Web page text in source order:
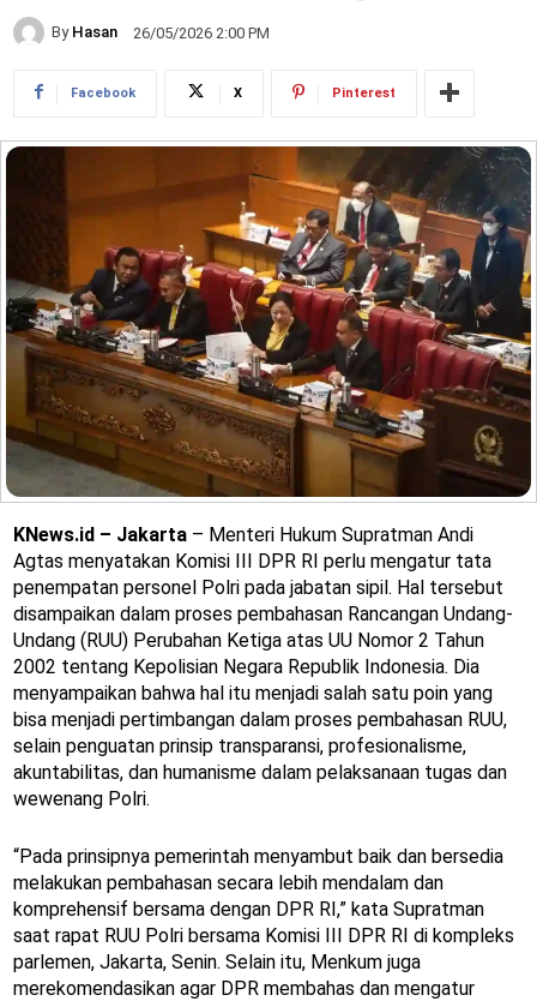
By Hasan 26/05/2026 2:00 PM
Facebook X Pinterest
KNews.id – Jakarta – Menteri Hukum Supratman Andi
Agtas menyatakan Komisi III DPR RI perlu mengatur tata
penempatan personel Polri pada jabatan sipil. Hal tersebut
disampaikan dalam proses pembahasan Rancangan Undang-
Undang (RUU) Perubahan Ketiga atas UU Nomor 2 Tahun
2002 tentang Kepolisian Negara Republik Indonesia. Dia
menyampaikan bahwa hal itu menjadi salah satu poin yang
bisa menjadi pertimbangan dalam proses pembahasan RUU,
selain penguatan prinsip transparansi, profesionalisme,
akuntabilitas, dan humanisme dalam pelaksanaan tugas dan
wewenang Polri.
“Pada prinsipnya pemerintah menyambut baik dan bersedia
melakukan pembahasan secara lebih mendalam dan
komprehensif bersama dengan DPR RI,” kata Supratman
saat rapat RUU Polri bersama Komisi III DPR RI di kompleks
parlemen, Jakarta, Senin. Selain itu, Menkum juga
merekomendasikan agar DPR membahas dan mengatur